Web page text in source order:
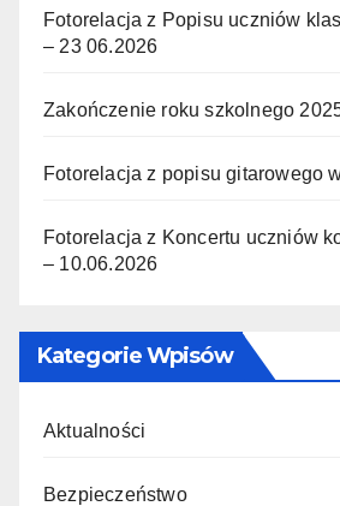
Fotorelacja z Popisu uczniów
– 23 06.2026
Zakończenie roku szkolnego
Fotorelacja z popisu gitarowego
Fotorelacja z Koncertu uczniów
– 10.06.2026
Kategorie Wpisów
Aktualności
Bezpieczeństwo